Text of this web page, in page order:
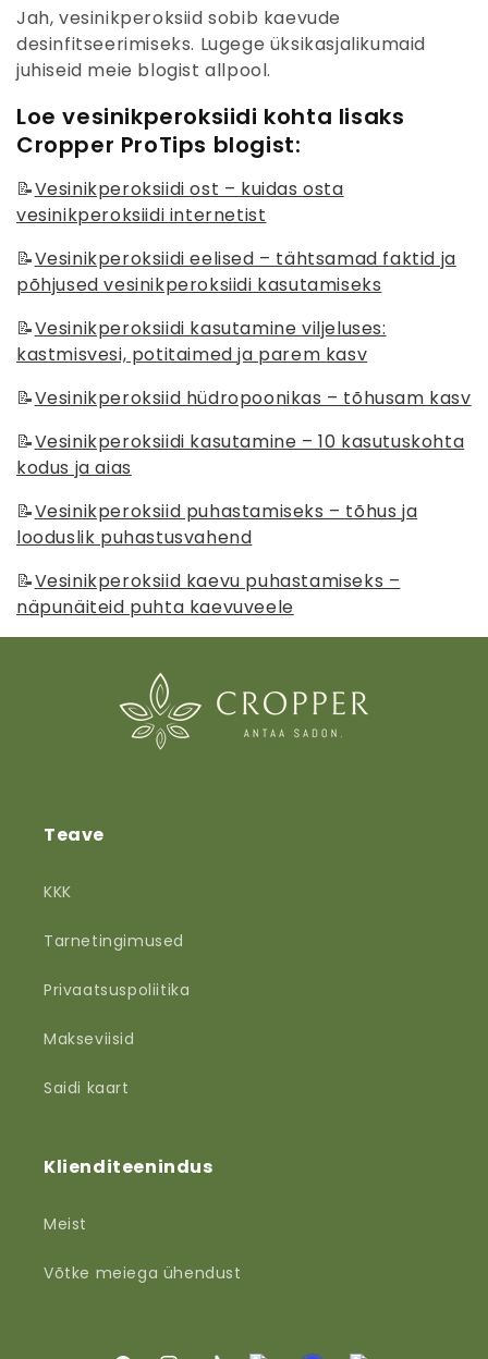
Jah, vesinikperoksiid sobib kaevude
desinfitseerimiseks. Lugege üksikasjalikumaid
juhiseid meie blogist allpool.
Loe vesinikperoksiidi kohta lisaks
Cropper ProTips blogist:
📝Vesinikperoksiidi ost – kuidas osta
vesinikperoksiidi internetist
📝Vesinikperoksiidi eelised – tähtsamad faktid ja
põhjused vesinikperoksiidi kasutamiseks
📝Vesinikperoksiidi kasutamine viljeluses:
kastmisvesi, potitaimed ja parem kasv
📝Vesinikperoksiid hüdropoonikas – tõhusam kasv
📝Vesinikperoksiidi kasutamine – 10 kasutuskohta
kodus ja aias
📝Vesinikperoksiid puhastamiseks – tõhus ja
looduslik puhastusvahend
📝Vesinikperoksiid kaevu puhastamiseks –
näpunäiteid puhta kaevuveele
Teave
KKK
Tarnetingimused
Privaatsuspoliitika
Makseviisid
Saidi kaart
Klienditeenindus
Meist
Võtke meiega ühendust